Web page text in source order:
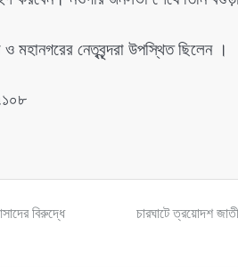
মহানগরের নেতৃবৃন্দরা উপস্থিত ছিলেন ।
বিরুদ্ধে
চারঘাটে ত্রয়োদশ